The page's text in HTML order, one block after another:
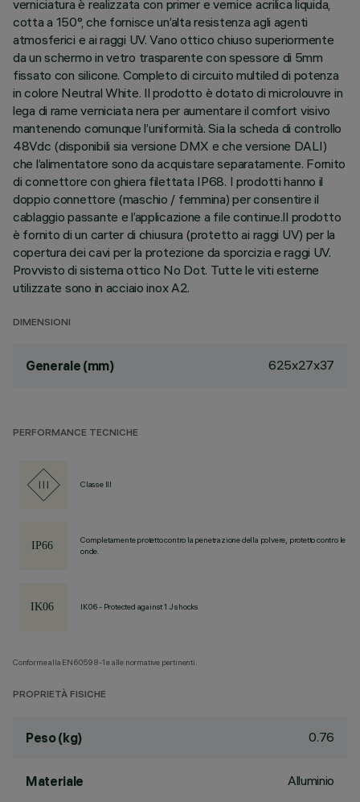
verniciatura è realizzata con primer e vernice acrilica liquida,
cotta a 150°, che fornisce un’alta resistenza agli agenti
atmosferici e ai raggi UV. Vano ottico chiuso superiormente
da un schermo in vetro trasparente con spessore di 5mm
fissato con silicone. Completo di circuito multiled di potenza
in colore Neutral White. Il prodotto è dotato di microlouvre in
lega di rame verniciata nera per aumentare il comfort visivo
mantenendo comunque l’uniformità. Sia la scheda di controllo
48Vdc (disponibili sia versione DMX e che versione DALI)
che l’alimentatore sono da acquistare separatamente. Fornito
di connettore con ghiera filettata IP68. I prodotti hanno il
doppio connettore (maschio / femmina) per consentire il
cablaggio passante e l’applicazione a file continue.Il prodotto
è fornito di un carter di chiusura (protetto ai raggi UV) per la
copertura dei cavi per la protezione da sporcizia e raggi UV.
Provvisto di sistema ottico No Dot. Tutte le viti esterne
utilizzate sono in acciaio inox A2.
DIMENSIONI
Generale (mm) 625x27x37
PERFORMANCE TECNICHE
Classe III
Completamente protetto contro la penetrazione della polvere, protetto contro le
onde.
IK06 - Protected against 1 J shocks
Conforme alla EN60598-1 e alle normative pertinenti.
PROPRIETÀ FISICHE
Peso (kg) 0.76
Materiale Alluminio